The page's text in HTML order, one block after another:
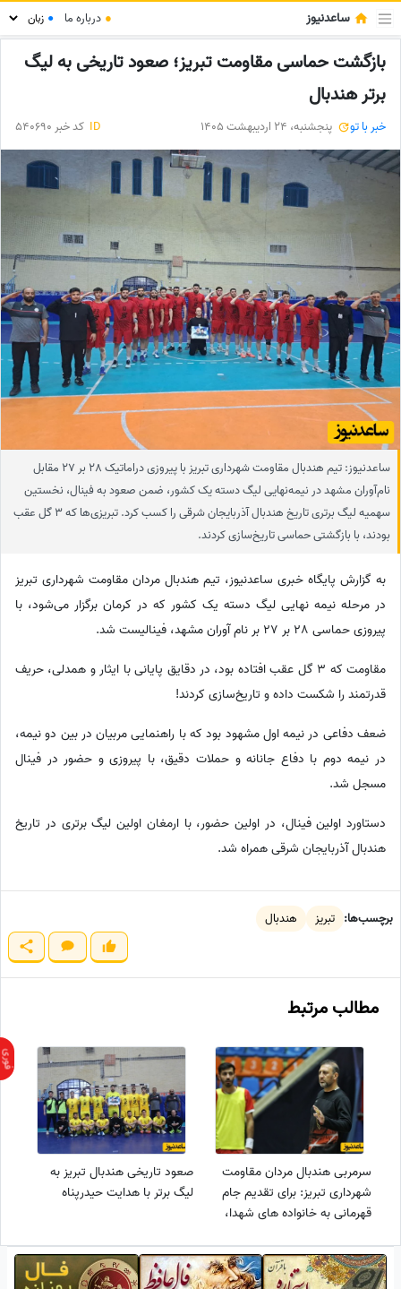
ساعدنیوز ● درباره ما ●
بازگشت حماسی مقاومت تبریز؛ صعود تاریخی به لیگ
برتر هندبال
خبر با تو پنجشنبه، 24 اردیبهشت 1405 ID کد خبر 540690
ساعدنیوز: تیم هندبال مقاومت شهرداری تبریز با پیروزی دراماتیک 28 بر 27 مقابل
نام‌آوران مشهد در نیمه‌نهایی لیگ دسته یک کشور، ضمن صعود به فینال، نخستین
سهمیه لیگ برتری تاریخ هندبال آذربایجان شرقی را کسب کرد. تبریزی‌ها که 3 گل عقب
بودند، با بازگشتی حماسی تاریخ‌سازی کردند.
به گزارش پایگاه خبری ساعدنیوز، تیم هندبال مردان مقاومت شهرداری تبریز
در مرحله نیمه نهایی لیگ دسته یک کشور که در کرمان برگزار می‌شود، با
پیروزی حماسی 28 بر 27 بر نام آوران مشهد، فینالیست شد.
مقاومت‌ که 3 گل عقب افتاده بود، در دقایق پایانی با ایثار و همدلی، حریف
قدرتمند را شکست داده و تاریخ‌سازی کردند!
ضعف دفاعی در نیمه اول مشهود بود که با راهنمایی مربیان در بین دو نیمه،
در نیمه دوم با دفاع جانانه و حملات دقیق، با پیروزی و حضور در فینال
مسجل شد.
دستاورد اولین فینال، در اولین حضور، با ارمغان اولین لیگ برتری در تاریخ
هندبال آذربایجان شرقی همراه شد.
برچسب‌ها: تبریز هندبال
مطالب مرتبط
سرمربی هندبال مردان مقاومت
شهرداری تبریز: برای تقدیم جام
قهرمانی به خانواده های شهدا،
صعود تاریخی هندبال تبریز به
لیگ برتر با هدایت حیدرپناه